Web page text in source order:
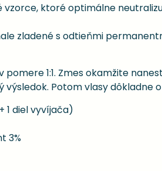
ktoré optimálne
zladené s odtieňmi
1:1. Zmes okamžite
Potom vlasy dôkladne
1 diel vyvíjača)
3%